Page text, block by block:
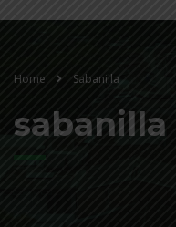
Home Sabanilla
sabanilla